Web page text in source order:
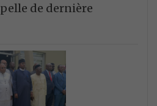
de dernière